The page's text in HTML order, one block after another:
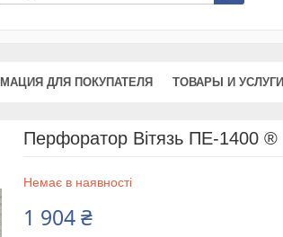
ДЛЯ ПОКУПАТЕЛЯ ТОВАРЫ И УСЛУГИ
Перфоратор Вітязь ПЕ-1400 ®
Немає в наявності
1 904 ₴